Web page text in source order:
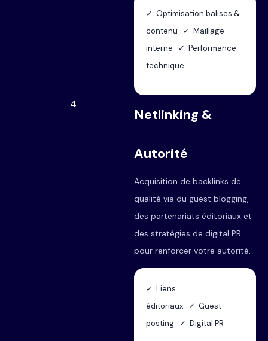
✓ Optimisation balises &
contenu ✓ Maillage
interne ✓ Performance
technique
4
Netlinking &
Autorité
Acquisition de backlinks de
qualité via du guest blogging,
des partenariats éditoriaux et
des stratégies de digital PR
pour renforcer votre autorité.
✓ Liens
éditoriaux ✓ Guest
posting ✓ Digital PR